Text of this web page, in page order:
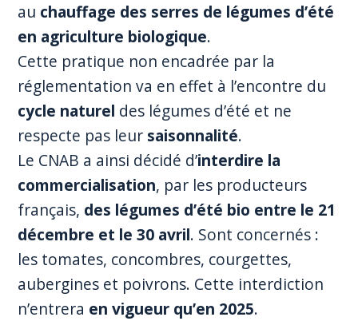
au chauffage des serres de légumes d’été
en agriculture biologique.
Cette pratique non encadrée par la
réglementation va en effet à l’encontre du
cycle naturel des légumes d’été et ne
respecte pas leur saisonnalité.
Le CNAB a ainsi décidé d’interdire la
commercialisation, par les producteurs
français, des légumes d’été bio entre le 21
décembre et le 30 avril. Sont concernés :
les tomates, concombres, courgettes,
aubergines et poivrons. Cette interdiction
n’entrera en vigueur qu’en 2025.